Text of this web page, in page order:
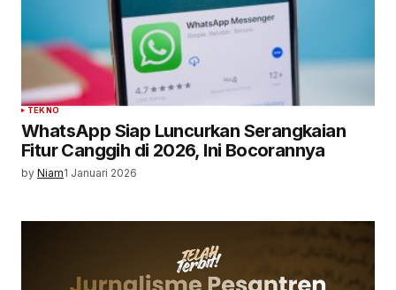
TEKNO
WhatsApp Siap Luncurkan Serangkaian
Fitur Canggih di 2026, Ini Bocorannya
by Niam1 Januari 2026